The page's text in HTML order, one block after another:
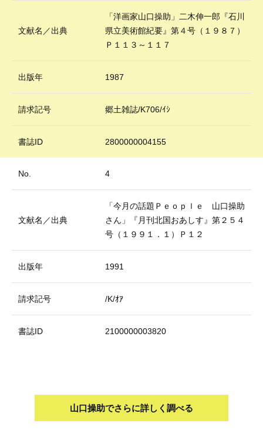
文献名／出典
「洋画家山口操助」二木伸一郎『石川
県立美術館紀要』第４号（１９８７）
Ｐ１１３～１１７
出版年 1987
請求記号 郷土雑誌/K706/ｲｼ
書誌ID 2800000004155
No. 4
文献名／出典
「今月の話題Ｐｅｏｐｌｅ 山口操助
さん」『月刊北国おあしす』第２５４
号（１９９１．１）Ｐ１２
出版年 1991
請求記号 /K/ｵｱ
書誌ID 2100000003820
山口操助でさらに詳しく調べる